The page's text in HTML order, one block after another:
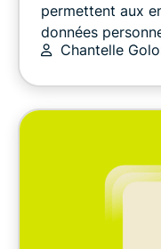
Sécurité en ligne
Autres
Confidentialité
Confidentialité
Divertissement
permettent aux
données
Chantelle